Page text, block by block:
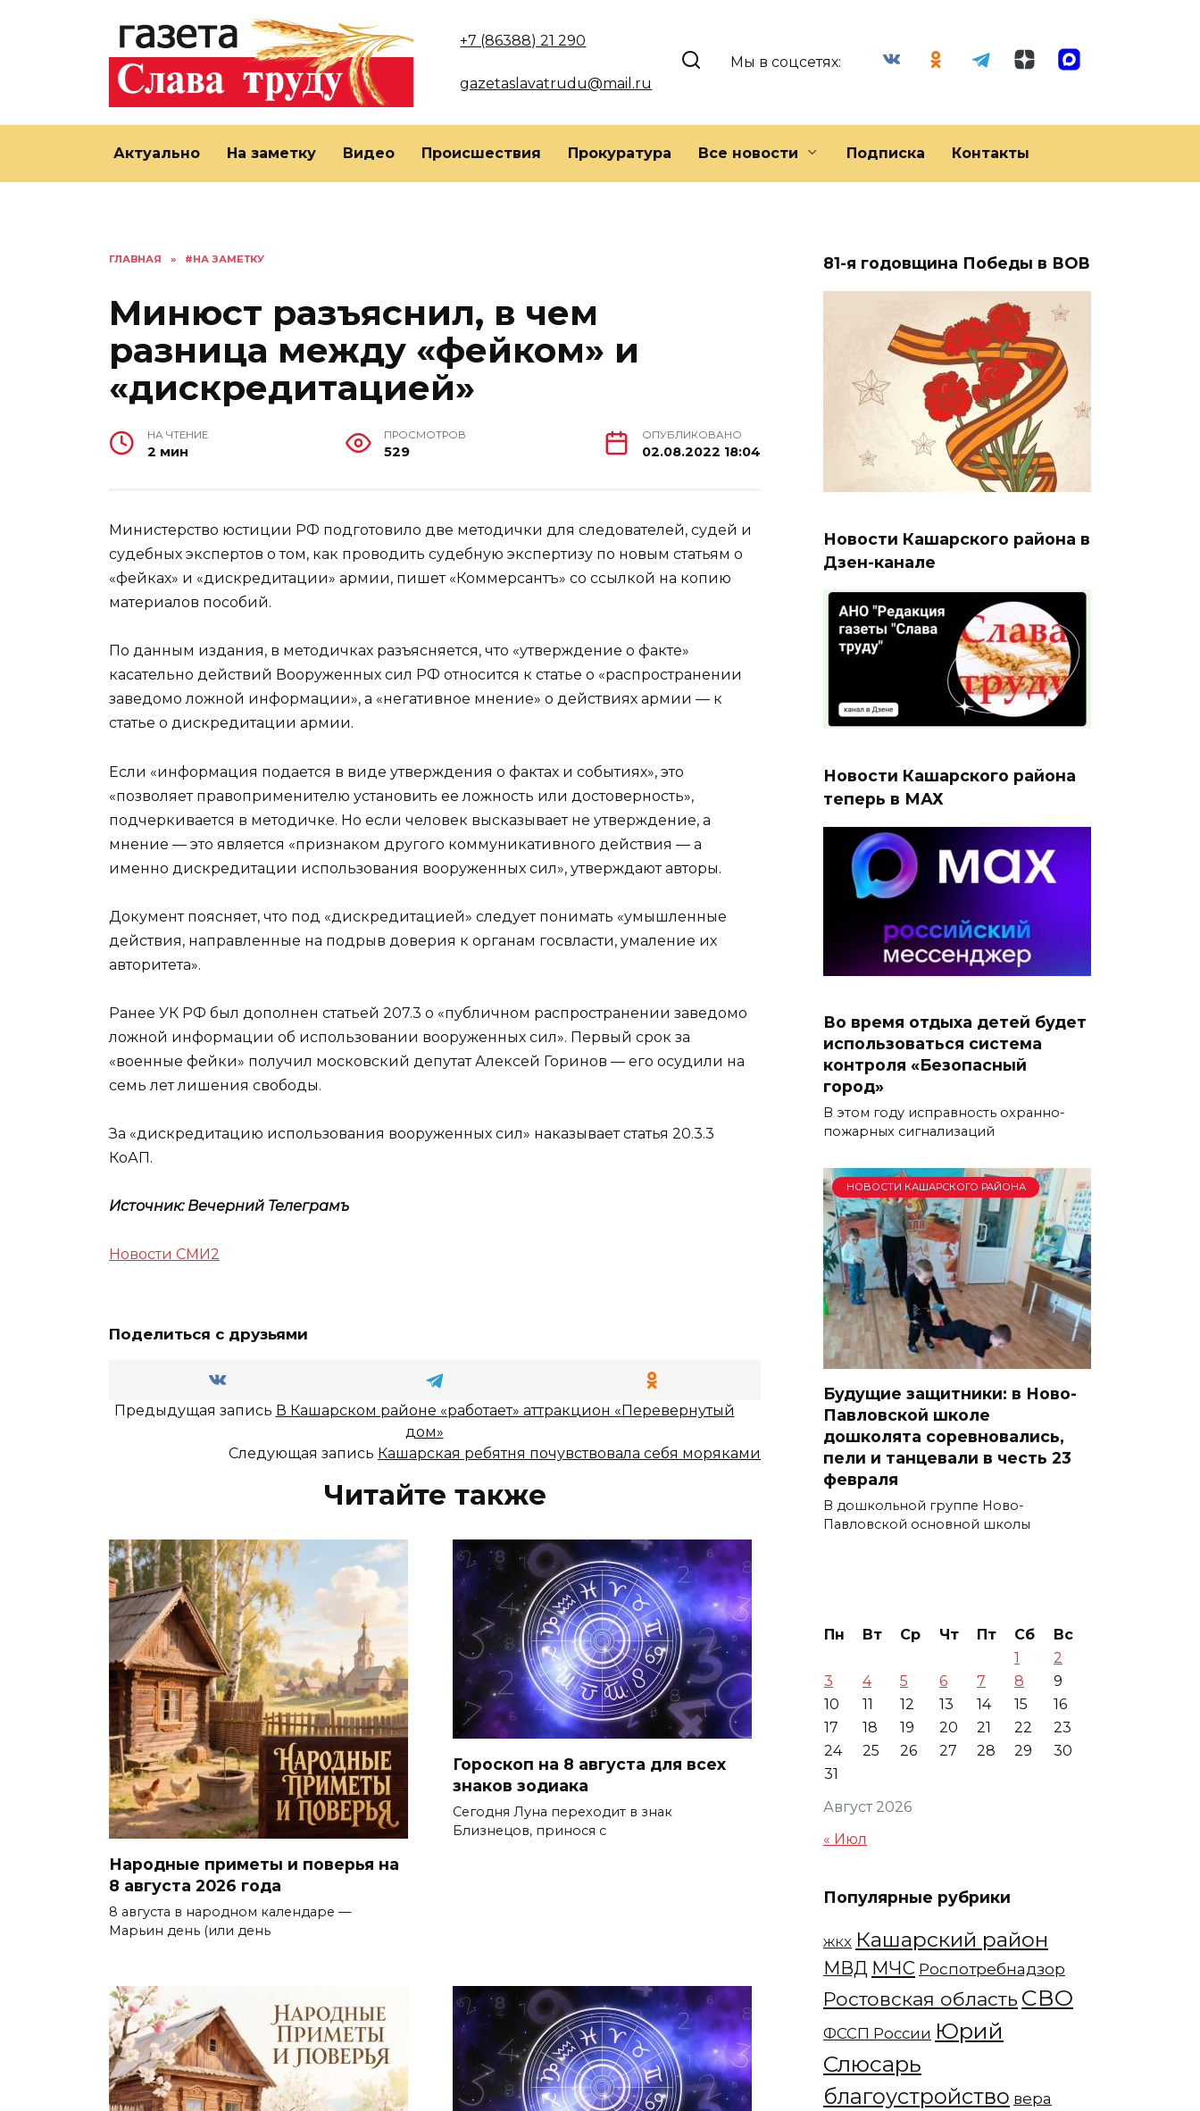
+7 (86388) 21 290
gazetaslavatrudu@mail.ru
Мы в соцсетях:
Актуально На заметку Видео Происшествия Прокуратура Все новости Подписка Контакты
ГЛАВНАЯ » #НА ЗАМЕТКУ
Минюст разъяснил, в чем
разница между «фейком» и
«дискредитацией»
НА ЧТЕНИЕ
2 мин
ПРОСМОТРОВ
529
ОПУБЛИКОВАНО
02.08.2022 18:04
Министерство юстиции РФ подготовило две методички для следователей, судей и
судебных экспертов о том, как проводить судебную экспертизу по новым статьям о
«фейках» и «дискредитации» армии, пишет «Коммерсантъ» со ссылкой на копию
материалов пособий.
По данным издания, в методичках разъясняется, что «утверждение о факте»
касательно действий Вооруженных сил РФ относится к статье о «распространении
заведомо ложной информации», а «негативное мнение» о действиях армии — к
статье о дискредитации армии.
Если «информация подается в виде утверждения о фактах и событиях», это
«позволяет правоприменителю установить ее ложность или достоверность»,
подчеркивается в методичке. Но если человек высказывает не утверждение, а
мнение — это является «признаком другого коммуникативного действия — а
именно дискредитации использования вооруженных сил», утверждают авторы.
Документ поясняет, что под «дискредитацией» следует понимать «умышленные
действия, направленные на подрыв доверия к органам госвласти, умаление их
авторитета».
Ранее УК РФ был дополнен статьей 207.3 о «публичном распространении заведомо
ложной информации об использовании вооруженных сил». Первый срок за
«военные фейки» получил московский депутат Алексей Горинов — его осудили на
семь лет лишения свободы.
За «дискредитацию использования вооруженных сил» наказывает статья 20.3.3
КоАП.
Источник: Вечерний Телеграмъ
Новости СМИ2
Поделиться с друзьями
Предыдущая запись В Кашарском районе «работает» аттракцион «Перевернутый
дом»
Следующая запись Кашарская ребятня почувствовала себя моряками
Читайте также
Народные приметы и поверья на
8 августа 2026 года
8 августа в народном календаре —
Марьин день (или день
Гороскоп на 8 августа для всех
знаков зодиака
Сегодня Луна переходит в знак
Близнецов, принося с
81-я годовщина Победы в ВОВ
Новости Кашарского района в
Дзен-канале
Новости Кашарского района
теперь в МАХ
Во время отдыха детей будет
использоваться система
контроля «Безопасный
город»
В этом году исправность охранно-
пожарных сигнализаций
НОВОСТИ КАШАРСКОГО РАЙОНА
Будущие защитники: в Ново-
Павловской школе
дошколята соревновались,
пели и танцевали в честь 23
февраля
В дошкольной группе Ново-
Павловской основной школы
Август 2026
Пн Вт Ср Чт Пт Сб
Вс
1
2
3
4 5 6 7 8
9
10
11 12 13 14 15
16
17
18 19 20 21 22
23
24
25 26 27 28 29
30
31
« Июл
Популярные рубрики
ЖКХ Кашарский район
МВД МЧС Роспотребнадзор
Ростовская область СВО
ФССП России Юрий
Слюсарь
благоустройство вера